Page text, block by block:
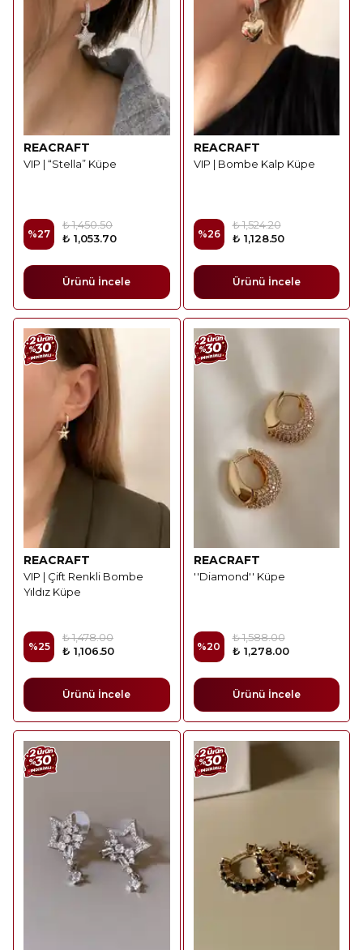
REACRAFT
VIP | “Stella” Küpe
%27
₺ 1,450.50
₺ 1,053.70
Ürünü İncele
REACRAFT
VIP | Bombe Kalp Küpe
%26
₺ 1,524.20
₺ 1,128.50
Ürünü İncele
REACRAFT
VIP | Çift Renkli Bombe
Yıldız Küpe
%25
₺ 1,478.00
₺ 1,106.50
Ürünü İncele
REACRAFT
''Diamond'' Küpe
%20
₺ 1,588.00
₺ 1,278.00
Ürünü İncele